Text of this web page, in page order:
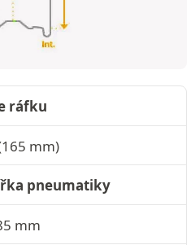
ráfku
mm)
pneumatiky
mm